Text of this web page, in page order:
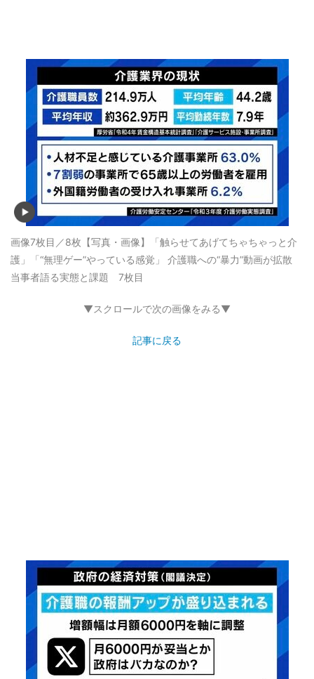
画像7枚目／8枚 【写真・画像】「触らせてあげてちゃちゃっと介
護」「“無理ゲー”やっている感覚」 介護職への“暴力”動画が拡散
当事者語る実態と課題 7枚目
▼スクロールで次の画像をみる▼
記事に戻る